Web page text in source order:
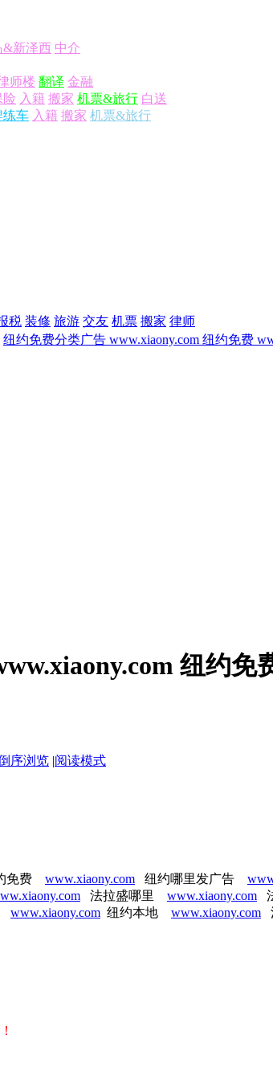
&新泽西 中介
师楼 翻译 金融
险 入籍 搬家 机票&旅行 白送
练车 入籍 搬家 机票&旅行
税 装修 旅游 交友 机票 搬家 律师
纽约免费分类广告 www.xiaony.com 纽约免费
纽约免
序浏览 |阅读模式
免费 www.xiaony.com 纽约哪里发广告
法拉盛哪里 www.xiaony.com
www.xiaony.com 纽约本地 www.xiaony.com